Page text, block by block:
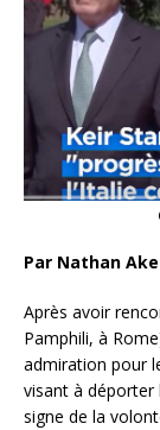
Par Nathan
Après avoir
Pamphili, à
admiration pour
visant à déporter
signe de la